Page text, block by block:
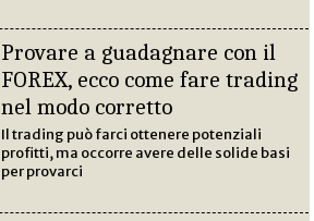
Provare a guadagnare con il
FOREX, ecco come fare trading
nel modo corretto
Il trading può farci ottenere potenziali
profitti, ma occorre avere delle solide basi
per provarci